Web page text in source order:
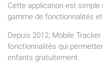
Cette application est
gamme de fonctionnalités
Depuis 2012, Mobile
fonctionnalités qui
enfants gratuitement.